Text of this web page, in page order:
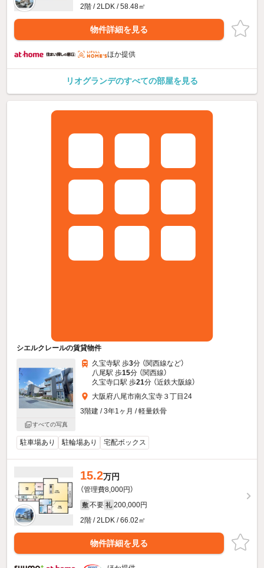
2階 / 2LDK / 58.48㎡
物件詳細を見る
ほか提供
リオグランデのすべての部屋を見る
シエルクレールの賃貸物件
すべての写真
久宝寺駅 歩3分 （関西線など）
八尾駅 歩15分 （関西線）
久宝寺口駅 歩21分 （近鉄大阪線）
大阪府八尾市南久宝寺３丁目24
3階建 / 3年1ヶ月 / 軽量鉄骨
駐車場あり 駐輪場あり 宅配ボックス
15.2万円
（管理費8,000円）
敷 不要 礼 200,000円
2階 / 2LDK / 66.02㎡
物件詳細を見る